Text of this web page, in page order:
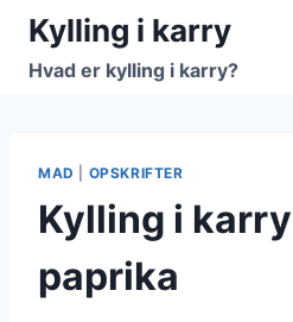
Fortsæt
indhold
Kylling i karry
Hvad er kylling i karry?
MAD OPSKRIFTER
Kylling i
paprika